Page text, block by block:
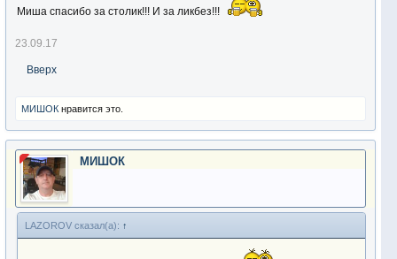
Миша спасибо за столик!!! И за ликбез!!!
23.09.17
Вверх
МИШОК нравится это.
МИШОК
LAZOROV сказал(а): ↑